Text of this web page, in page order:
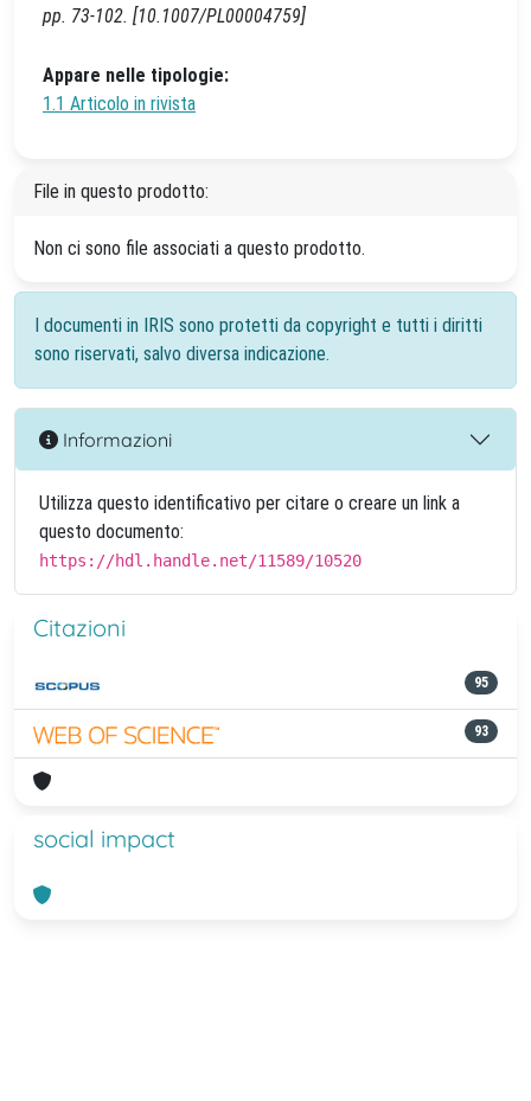
pp. 73-102. [10.1007/PL00004759]
Appare nelle tipologie:
1.1 Articolo in rivista
File in questo prodotto:
Non ci sono file associati a questo prodotto.
I documenti in IRIS sono protetti da copyright e tutti i diritti
sono riservati, salvo diversa indicazione.
Informazioni
Utilizza questo identificativo per citare o creare un link a
questo documento:
https://hdl.handle.net/11589/10520
Citazioni
95
93
social impact